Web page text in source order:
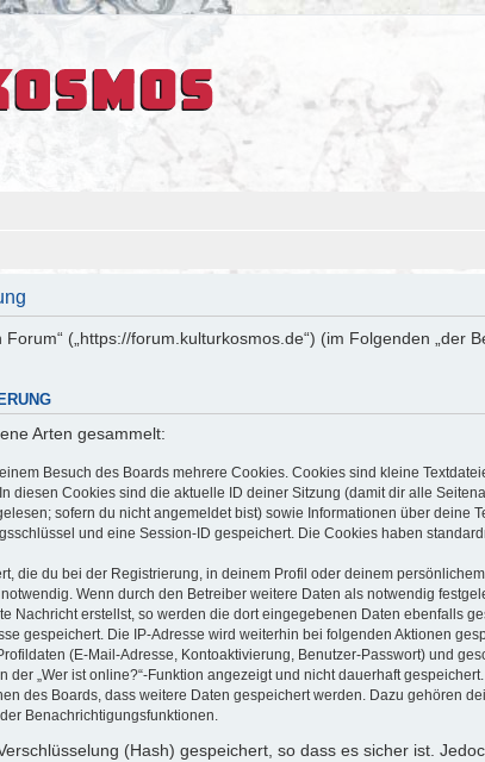
(„https://forum.kulturkosmos.de“) (im Folgenden
Arten gesammelt:
Besuch des Boards mehrere Cookies. Cookies sind kleine
diesen Cookies sind die aktuelle ID deiner Sitzung (damit dir alle
sofern du nicht angemeldet bist) sowie Informationen über deine
und eine Session-ID gespeichert. Die Cookies haben
die du bei der Registrierung, in deinem Profil oder deinem
Wenn durch den Betreiber weitere Daten als notwendig
Nachricht erstellst, so werden die dort eingegebenen Daten ebenfalls
gespeichert. Die IP-Adresse wird weiterhin bei folgenden Aktionen
(E-Mail-Adresse, Kontoaktivierung, Benutzer-Passwort) und
der „Wer ist online?“-Funktion angezeigt und nicht dauerhaft gespeichert.
des Boards, dass weitere Daten gespeichert werden. Dazu gehören
Benachrichtigungsfunktionen.
(Hash) gespeichert, so dass es sicher ist.